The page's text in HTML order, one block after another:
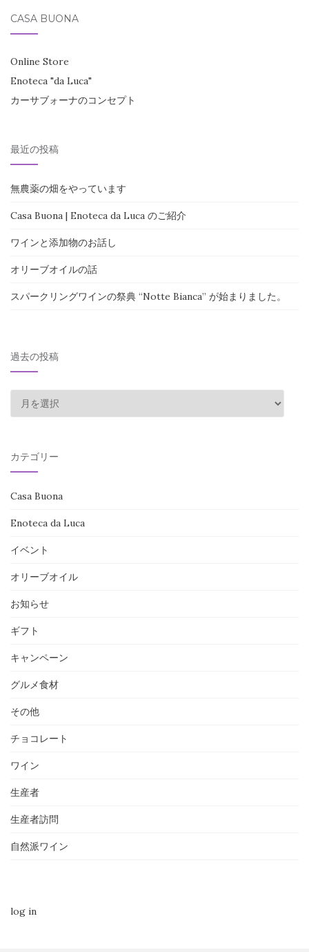
象:
CASA BUONA
Online Store
Enoteca "da Luca"
カーサブォーナのコンセプト
最近の投稿
無農薬の畑をやっています
Casa Buona | Enoteca da Luca のご紹介
ワインと添加物のお話し
オリーブオイルの話
スパークリングワインの祭典 “Notte Bianca” が始まりました。
過去の投稿
去
投
稿
カテゴリー
Casa Buona
Enoteca da Luca
イベント
オリーブオイル
お知らせ
ギフト
キャンペーン
グルメ食材
その他
チョコレート
ワイン
生産者
生産者訪問
自然派ワイン
log in